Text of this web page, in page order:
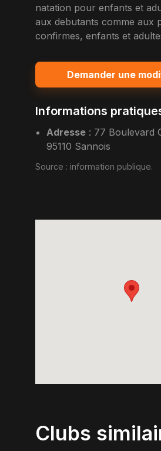
natation pour enfants et
aux debutants comme aux
confirmes, enfants et
Demander une
Informations
Adresse : 77 Boulevard
95110 Sannois
Source : information publique.
Clubs